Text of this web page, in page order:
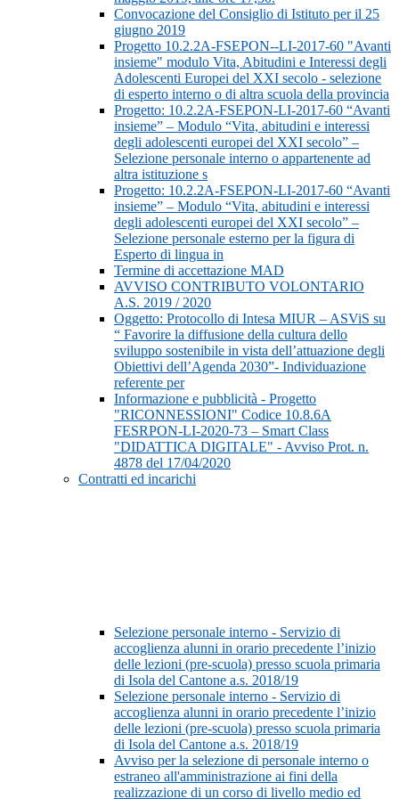
Convocazione del Consiglio di Istituto per il 25
giugno 2019
Progetto 10.2.2A-FSEPON--LI-2017-60 "Avanti
insieme" modulo Vita, Abitudini e Interessi degli
Adolescenti Europei del XXI secolo - selezione
di esperto interno o di altra scuola della provincia
Progetto: 10.2.2A-FSEPON-LI-2017-60 “Avanti
insieme” – Modulo “Vita, abitudini e interessi
degli adolescenti europei del XXI secolo” –
Selezione personale interno o appartenente ad
altra istituzione s
Progetto: 10.2.2A-FSEPON-LI-2017-60 “Avanti
insieme” – Modulo “Vita, abitudini e interessi
degli adolescenti europei del XXI secolo” –
Selezione personale esterno per la figura di
Esperto di lingua in
Termine di accettazione MAD
AVVISO CONTRIBUTO VOLONTARIO
A.S. 2019 / 2020
Oggetto: Protocollo di Intesa MIUR – ASViS su
“ Favorire la diffusione della cultura dello
sviluppo sostenibile in vista dell’attuazione degli
Obiettivi dell’Agenda 2030”- Individuazione
referente per
Informazione e pubblicità - Progetto
"RICONNESSIONI" Codice 10.8.6A
FESRPON-LI-2020-73 – Smart Class
"DIDATTICA DIGITALE" - Avviso Prot. n.
4878 del 17/04/2020
Contratti ed incarichi
Selezione personale interno - Servizio di
accoglienza alunni in orario precedente l’inizio
delle lezioni (pre-scuola) presso scuola primaria
di Isola del Cantone a.s. 2018/19
Selezione personale interno - Servizio di
accoglienza alunni in orario precedente l’inizio
delle lezioni (pre-scuola) presso scuola primaria
di Isola del Cantone a.s. 2018/19
Avviso per la selezione di personale interno o
estraneo all'amministrazione ai fini della
realizzazione di un corso di livello medio ed